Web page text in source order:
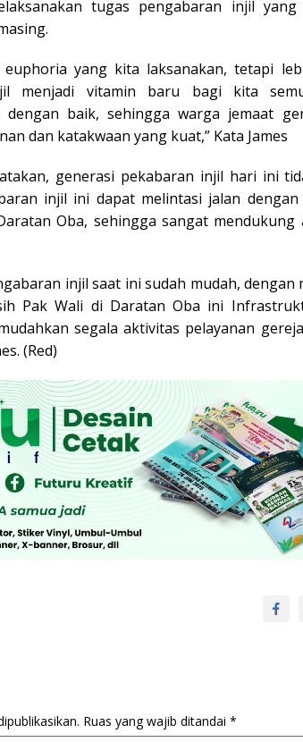
tugas pengabaran injil yang
euphoria yang kita laksanakan, tetapi
menjadi vitamin baru bagi kita
dengan baik, sehingga warga jemaat
dan katakwaan yang kuat,” Kata James
generasi pekabaran injil hari ini
injil ini dapat melintasi jalan
Oba, sehingga sangat mendukung
injil saat ini sudah mudah, dengan
Pak Wali di Daratan Oba ini
segala aktivitas pelayanan
(Red)
Ruas yang wajib ditandai *